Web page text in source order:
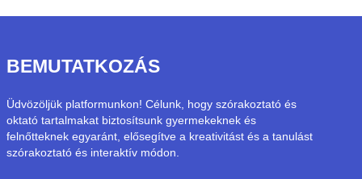
BEMUTATKOZÁS
Üdvözöljük platformunkon! Célunk, hogy szórakoztató és
oktató tartalmakat biztosítsunk gyermekeknek és
felnőtteknek egyaránt, elősegítve a kreativitást és a tanulást
szórakoztató és interaktív módon.